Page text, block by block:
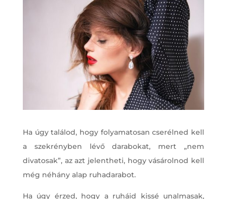
Ha úgy találod, hogy folyamatosan cserélned kell
a szekrényben lévő darabokat, mert „nem
divatosak”, az azt jelentheti, hogy vásárolnod kell
még néhány alap ruhadarabot.
Ha úgy érzed, hogy a ruháid kissé unalmasak,